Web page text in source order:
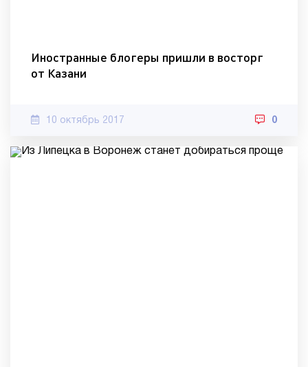
Иностранные блогеры пришли в восторг
от Казани
10 октябрь 2017 0